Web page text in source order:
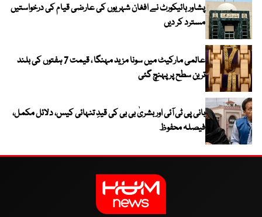
پشاور ہائیکورٹ نے افغان شہریوں کی عارضی قیام کی درخواستیں
مسترد کر دیں
عالمی مارکیٹ میں سونا مزید مہنگا ، قیمت 7 ہفتوں کی بلند
ترین سطح پر پہنچ گئی
بانی پی ٹی آئی اور بشریٰ بی بی کی قیدِ تنہائی کیس، دلائل مکمل،
فیصلہ محفوظ